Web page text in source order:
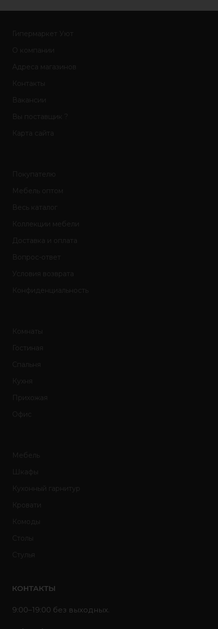
Гипермаркет Уют
О компании
Адреса магазинов
Контакты
Вакансии
Вы поставщик ?
Карта сайта
Покупателю
Мебель оптом
Весь каталог
Коллекции мебели
Доставка и оплата
Вопрос-ответ
Условия возврата
Конфиденциальность
Комнаты
Гостиная
Спальня
Кухня
Прихожая
Офис
Мебель
Шкафы
Кухонный гарнитур
Кровати
Комоды
Столы
Стулья
КОНТАКТЫ
9:00–19:00 без выходных.